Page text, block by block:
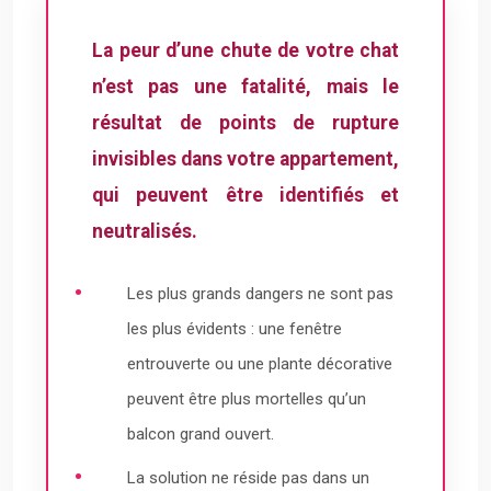
La peur d’une chute de votre chat
n’est pas une fatalité, mais le
résultat de points de rupture
invisibles dans votre appartement,
qui peuvent être identifiés et
neutralisés.
Les plus grands dangers ne sont pas
les plus évidents : une fenêtre
entrouverte ou une plante décorative
peuvent être plus mortelles qu’un
balcon grand ouvert.
La solution ne réside pas dans un